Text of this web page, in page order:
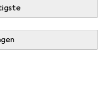
Möbelausstattung